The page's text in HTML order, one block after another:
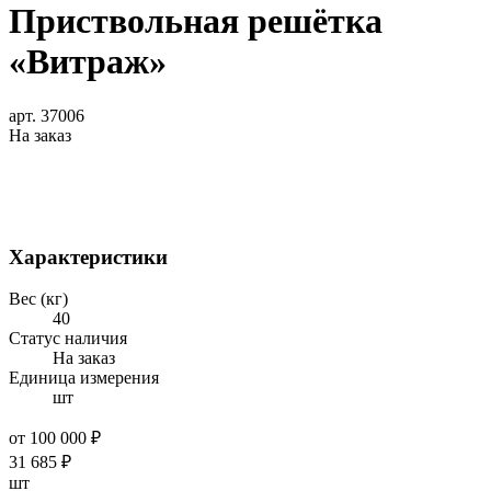
Приствольная решётка
«Витраж»
арт. 37006
На заказ
Характеристики
Вес (кг)
40
Статус наличия
На заказ
Единица измерения
шт
от 100 000 ₽
31 685 ₽
шт